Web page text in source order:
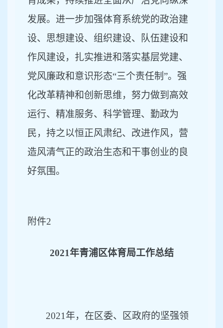
发展。进一步加强体育系统党的政治建
设、思想建设、组织建设、队伍建设和
作风建设，扎实推进和落实基层党建、
党风廉政和意识形态“三个责任制”。强
化改革精神和创新思维，努力做到高效
运行、精准服务、科学管理、 勤政为
民，持之以恒正风肃纪、改进作风，营
造风清气正的政治生态和干事创业的良
好氛围。
附件2
2021年青浦区体育局工作总结
2021年，在区委、区政府的坚强领